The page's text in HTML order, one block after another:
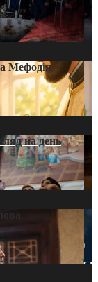
Мефодія
на день